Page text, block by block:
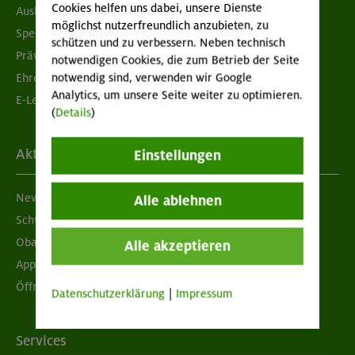
Ausbildung & Jobs
Spenden
Prävention sexualisierter Gewalt
Ehrenamtsbörse
E-Learning
Aktuelles
Newsletter
Schwarzes Brett
Obacht geben!
App "Mein DAV+"
Öffnungszeiten
Services
Cookies helfen uns dabei, unsere Dienste
möglichst nutzerfreundlich anzubieten, zu
schützen und zu verbessern. Neben technisch
notwendigen Cookies, die zum Betrieb der Seite
notwendig sind, verwenden wir Google
Analytics, um unsere Seite weiter zu optimieren.
(Details)
Einstellungen
Alle ablehnen
Alle akzeptieren
Datenschutzerklärung Impressum